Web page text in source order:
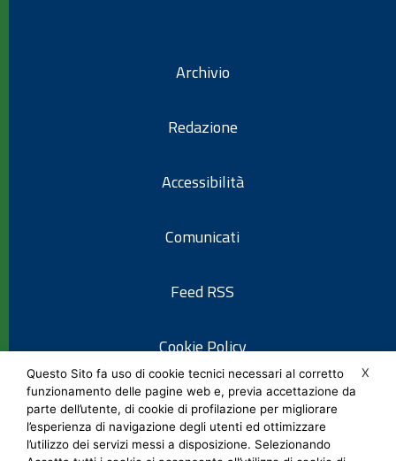
Archivio
Redazione
Accessibilità
Comunicati
Feed RSS
Cookie Policy
Informativa privacy
Note legali
X
Questo Sito fa uso di cookie tecnici necessari al corretto
funzionamento delle pagine web e, previa accettazione da
parte dell’utente, di cookie di profilazione per migliorare
l’esperienza di navigazione degli utenti ed ottimizzare
l’utilizzo dei servizi messi a disposizione. Selezionando